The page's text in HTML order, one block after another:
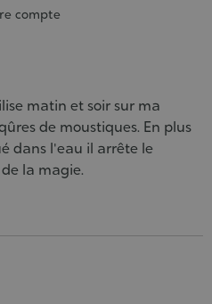
compte
matin et soir sur ma
de moustiques. En plus
dans l'eau il arrête le
la magie.